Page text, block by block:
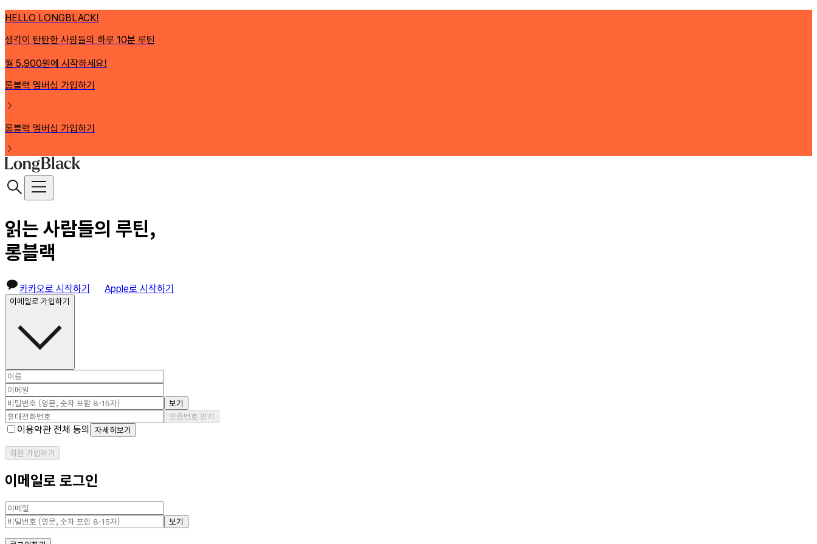
HELLO LONGBLACK!
생각이 탄탄한 사람들의 하루 10분 루틴
월 5,900원에 시작하세요!
롱블랙 멤버십 가입하기
롱블랙 멤버십 가입하기
읽는 사람들의 루틴,
롱블랙
카카오로 시작하기 Apple로 시작하기
이메일로 가입하기
보기
인증번호 받기
이용약관 전체 동의 자세히보기
회원 가입하기
이메일로 로그인
보기